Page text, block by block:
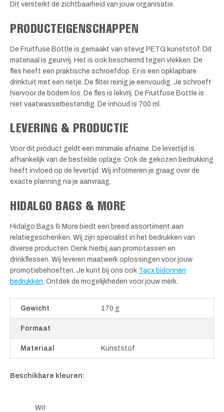
Dit versterkt de zichtbaarheid van jouw organisatie.
PRODUCTEIGENSCHAPPEN
De Fruitfuse Bottle is gemaakt van stevig PETG kunststof. Dit
materiaal is geurvrij. Het is ook beschermd tegen vlekken. De
fles heeft een praktische schroefdop. Er is een opklapbare
drinktuit met een rietje. De filter reinig je eenvoudig. Je schroeft
hiervoor de bodem los. De fles is lekvrij. De Fruitfuse Bottle is
niet vaatwasserbestendig. De inhoud is 700 ml.
LEVERING & PRODUCTIE
Voor dit product geldt een minimale afname. De levertijd is
afhankelijk van de bestelde oplage. Ook de gekozen bedrukking
heeft invloed op de levertijd. Wij informeren je graag over de
exacte planning na je aanvraag.
HIDALGO BAGS & MORE
Hidalgo Bags & More biedt een breed assortiment aan
relatiegeschenken. Wij zijn specialist in het bedrukken van
diverse producten. Denk hierbij aan promotassen en
drinkflessen. Wij leveren maatwerk oplossingen voor jouw
promotiebehoeften. Je kunt bij ons ook Tacx bidonnen
bedrukken . Ontdek de mogelijkheden voor jouw merk.
Gewicht 170 g
Formaat
Materiaal Kunststof
Beschikbare kleuren:
Wit